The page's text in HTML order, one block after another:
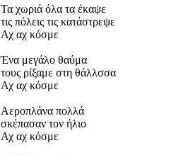
Τα χωριά όλα τα έκαψε
τις πόλεις τις κατάστρεψε
Αχ αχ κόσμε
Ένα μεγάλο θαύμα
τους ρίξαμε στη θάλλσσα
Αχ αχ κόσμε
Αεροπλάνα πολλά
σκέπασαν τον ήλιο
Αχ αχ κόσμε